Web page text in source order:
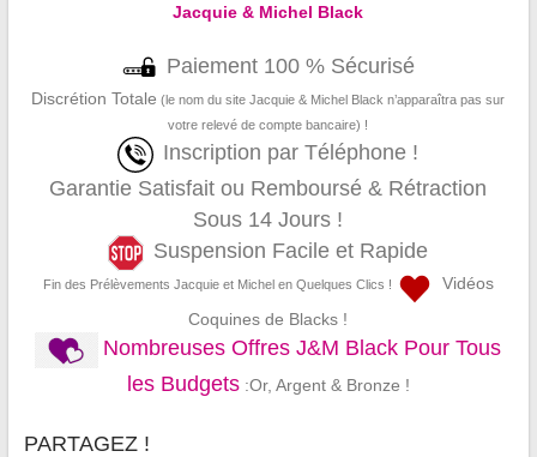
Jacquie & Michel Black
Paiement 100 % Sécurisé
Discrétion Totale (le nom du site Jacquie & Michel Black n’apparaîtra pas sur
votre relevé de compte bancaire) !
Inscription par Téléphone !
Garantie Satisfait ou Remboursé & Rétraction
Sous 14 Jours !
Suspension Facile et Rapide
Fin des Prélèvements Jacquie et Michel en Quelques Clics !
Vidéos
Coquines de Blacks !
Nombreuses Offres J&M Black Pour Tous
les Budgets:Or, Argent & Bronze !
PARTAGEZ !